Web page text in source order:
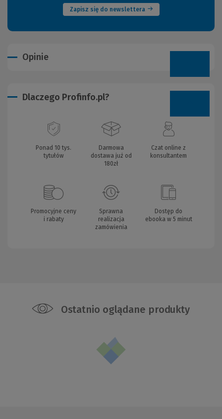
Zapisz się do newslettera
Opinie
Dlaczego Profinfo.pl?
Ponad 10 tys.
tytułów
Darmowa
dostawa już od
180zł
Czat online z
konsultantem
Promocyjne ceny
i rabaty
Sprawna
realizacja
zamówienia
Dostęp do
ebooka w 5 minut
Ostatnio oglądane produkty